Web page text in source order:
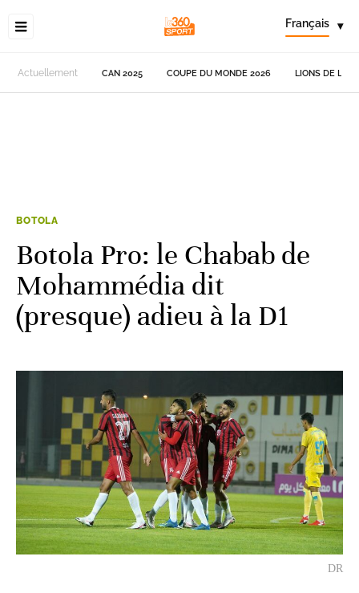
Français ▾
Actuellement CAN 2025 COUPE DU MONDE 2026 LIONS DE
BOTOLA
Botola Pro: le Chabab de
Mohammédia dit
(presque) adieu à la D1
DR